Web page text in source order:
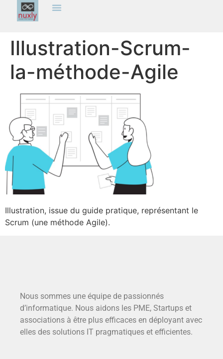
Illustration-Scrum-
la-méthode-Agile
Illustration, issue du guide pratique, représentant le
Scrum (une méthode Agile).
Nous sommes une équipe de passionnés
d’informatique. Nous aidons les PME, Startups et
associations à être plus efficaces en déployant avec
elles des solutions IT pragmatiques et efficientes.